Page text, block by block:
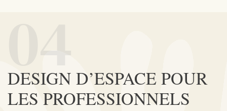
04
DESIGN D’ESPACE POUR
LES PROFESSIONNELS